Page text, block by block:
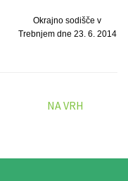
Okrajno sodišče v
Trebnjem dne 23. 6. 2014
NA VRH